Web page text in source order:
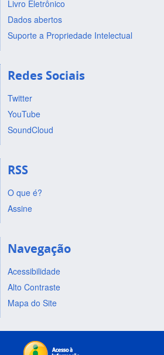
Livro Eletrônico
Dados abertos
Suporte a Propriedade Intelectual
Redes Sociais
Twitter
YouTube
SoundCloud
RSS
O que é?
Assine
Navegação
Acessibilidade
Alto Contraste
Mapa do Site